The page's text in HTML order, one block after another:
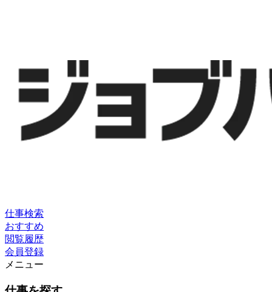
仕事検索
おすすめ
閲覧履歴
会員登録
メニュー